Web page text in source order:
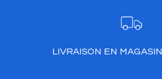
LIVRAISON EN